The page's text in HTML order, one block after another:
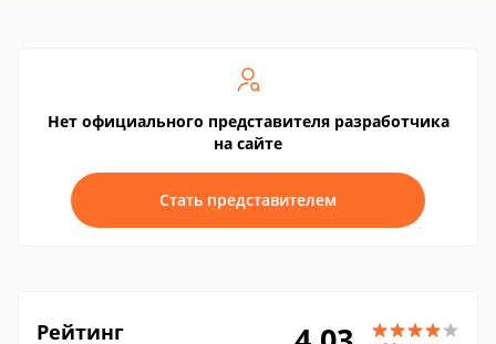
Нет официального представителя разработчика
на сайте
Стать представителем
Рейтинг